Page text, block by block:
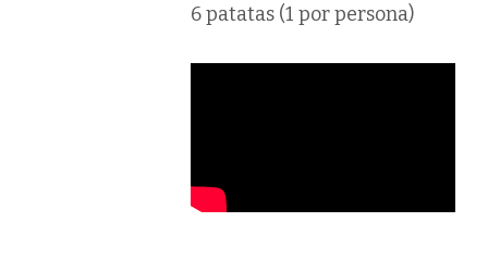
6 patatas (1 por persona)